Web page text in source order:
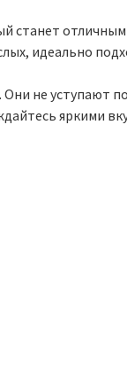
станет
идеально
не уступают
яркими